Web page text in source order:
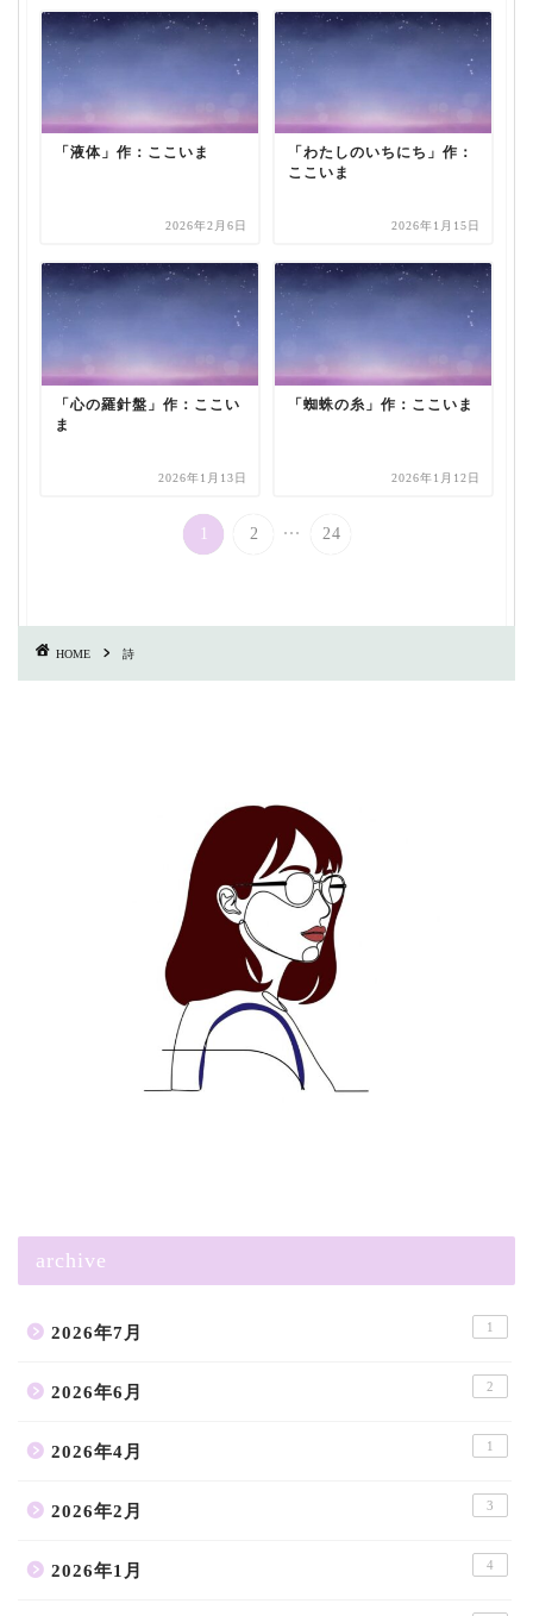
「液体」作：ここいま
2026年2月6日
「わたしのいちにち」作：
ここいま
2026年1月15日
「心の羅針盤」作：ここい
ま
2026年1月13日
「蜘蛛の糸」作：ここいま
2026年1月12日
1 2 ... 24
HOME 詩
archive
2026年7月 1
2026年6月 2
2026年4月 1
2026年2月 3
2026年1月 4